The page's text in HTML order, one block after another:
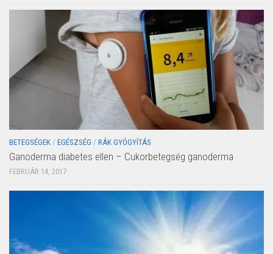
BETEGSÉGEK / EGÉSZSÉG / RÁK GYÓGYÍTÁS
Ganoderma diabetes ellen – Cukorbetegség ganoderma
FEBRUÁR 14, 2017